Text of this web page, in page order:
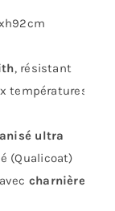
, résistant
températures
ultra
(Qualicoat)
avec charnières